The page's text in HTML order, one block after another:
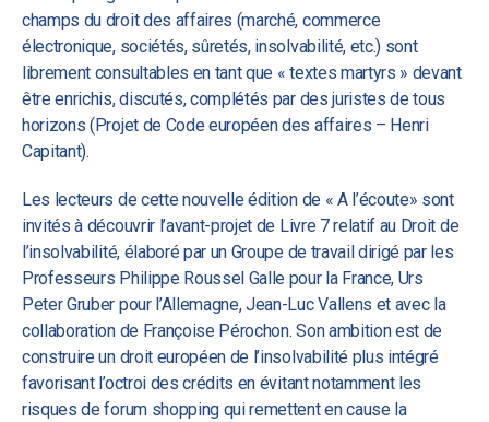
champs du droit des affaires (marché, commerce
électronique, sociétés, sûretés, insolvabilité, etc.) sont
librement consultables en tant que « textes martyrs » devant
être enrichis, discutés, complétés par des juristes de tous
horizons (Projet de Code européen des affaires – Henri
Capitant).
Les lecteurs de cette nouvelle édition de « A l’écoute» sont
invités à découvrir l’avant-projet de Livre 7 relatif au Droit de
l’insolvabilité, élaboré par un Groupe de travail dirigé par les
Professeurs Philippe Roussel Galle pour la France, Urs
Peter Gruber pour l’Allemagne, Jean-Luc Vallens et avec la
collaboration de Françoise Pérochon. Son ambition est de
construire un droit européen de l’insolvabilité plus intégré
favorisant l’octroi des crédits en évitant notamment les
risques de forum shopping qui remettent en cause la